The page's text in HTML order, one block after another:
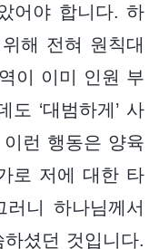
어야 합니다. 하
해 전혀 원칙대
이 이미 인원 부
‘대범하게’ 사
런 행동은 양육
로 저에 대한 타
니 하나님께서
셨던 것입니다.